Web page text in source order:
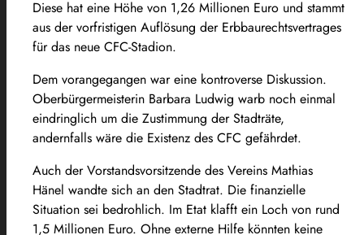
Diese hat eine Höhe von 1,26 Millionen Euro und stammt
aus der vorfristigen Auflösung der Erbbaurechtsvertrages
für das neue CFC-Stadion.
Dem vorangegangen war eine kontroverse Diskussion.
Oberbürgermeisterin Barbara Ludwig warb noch einmal
eindringlich um die Zustimmung der Stadträte,
andernfalls wäre die Existenz des CFC gefährdet.
Auch der Vorstandsvorsitzende des Vereins Mathias
Hänel wandte sich an den Stadtrat. Die finanzielle
Situation sei bedrohlich. Im Etat klafft ein Loch von rund
1,5 Millionen Euro. Ohne externe Hilfe könnten keine